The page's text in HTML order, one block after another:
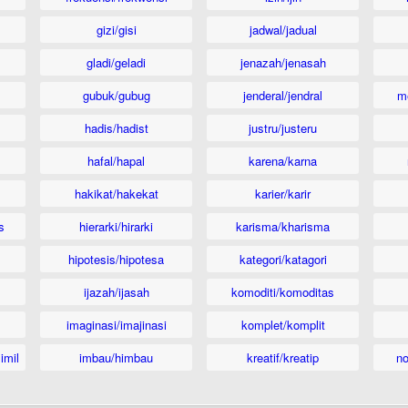
gizi/gisi
gladi/geladi
gubuk/gubug
hadis/hadist
hafal/hapal
hakikat/hakekat
hierarki/hirarki
hipotesis/hipotesa
ijazah/ijasah
imaginasi/imajinasi
imbau/himbau
jadwal/jadual
jenazah/jenasah
jenderal/jendral
justru/justeru
karena/karna
karier/karir
karisma/kharisma
kategori/katagori
komoditi/komoditas
komplet/komplit
kreatif/kreatip